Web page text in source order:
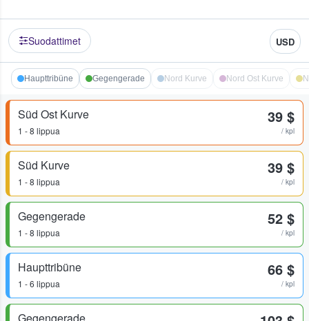
Suodattimet USD
Haupttribüne Gegengerade Nord Kurve Nord Ost Kurve
Süd Ost Kurve
1 - 8 lippua
39 $
/ kpl
Süd Kurve
1 - 8 lippua
39 $
/ kpl
Gegengerade
1 - 8 lippua
52 $
/ kpl
Haupttribüne
1 - 6 lippua
66 $
/ kpl